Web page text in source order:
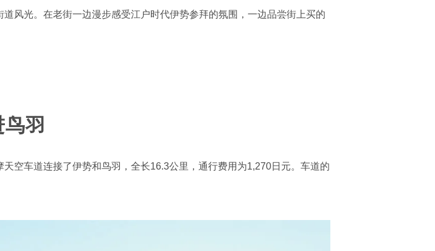
风光。在老街一边漫步感受江户时代伊势参拜的氛围，一边品尝街上买的
羽
空车道连接了伊势和鸟羽，全长16.3公里，通行费用为1,270日元。车道的